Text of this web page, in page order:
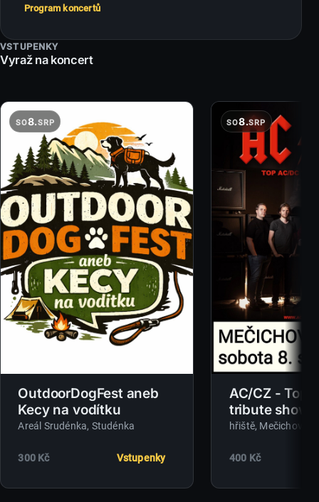
Program koncertů
VSTUPENKY
Vyraž na koncert
SO8.SRP
OutdoorDogFest aneb
Kecy na vodítku
Areál Srudénka, Studénka
300 Kč Vstupenky
SO8.SRP
AC/CZ - Top
tribute show
hřiště, Mečichov
400 Kč